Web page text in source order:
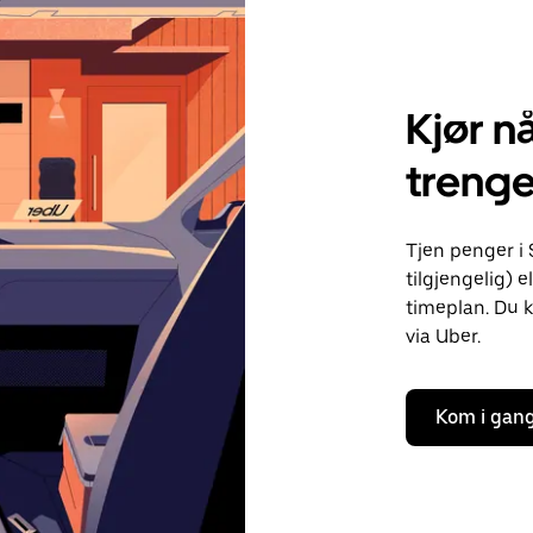
Kjør
Tjen penger i
tilgjengelig)
timeplan. Du
via Uber.
Kom i